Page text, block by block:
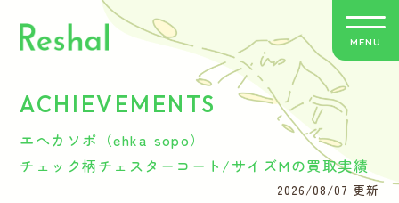
リシャールの特徴
買取方法のご案内
MENU
ACHIEVEMENTS
エヘカソポ（ehka sopo）
チェック柄チェスターコート/サイズMの買取実績
2026/08/07 更新